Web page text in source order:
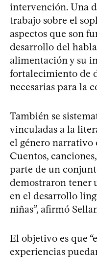
intervención. Una
trabajo sobre el
aspectos que son
desarrollo del
alimentación y su
fortalecimiento de
necesarias para la
También se
vinculadas a la
el género narrativo
Cuentos,
parte de un
demostraron tener
en el desarrollo
niñas”, afirmó
El objetivo es que
experiencias